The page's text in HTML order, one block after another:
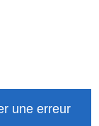
une erreur